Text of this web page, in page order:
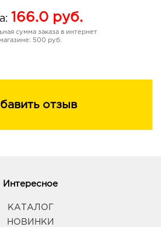
166.0руб.
сумма заказа в интернет
магазине: 500 руб.
отзыв
Интересное
КАТАЛОГ
НОВИНКИ